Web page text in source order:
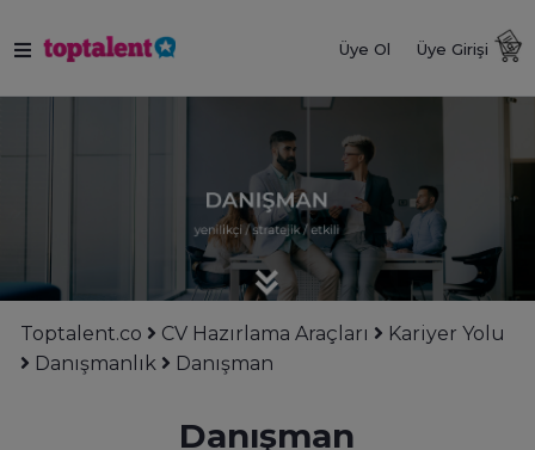
Üye Ol Üye Girişi
Toptalent.co CV Hazırlama Araçları
Kariyer Yolu
Danışmanlık
Danışman
Danışman